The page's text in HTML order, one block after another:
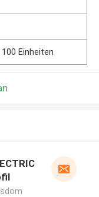
Einheiten